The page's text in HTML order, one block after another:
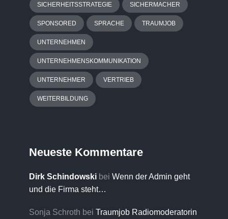
SICHERHEITSSTRATEGIE SICHERMACHER
SPONSORED SPRACHE TRAUMJOB
UNTERNEHMEN
UNTERNEHMENSKOMMUNIKATION
UNTERNEHMER VERTRIEB
WEITERBILDUNG
Neueste Kommentare
Dirk Schindowski bei Wenn der Admin geht
und die Firma steht…
Sonja Schroth bei Traumjob Radiomoderatorin